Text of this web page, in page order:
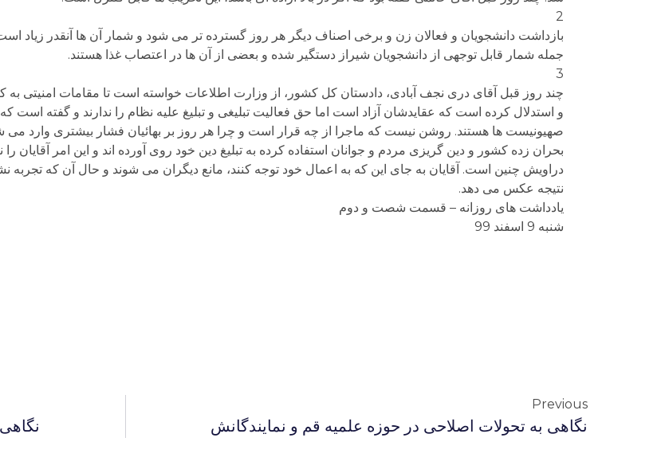
2
بازداشت دانشجویان و فعالان زن و برخی اصناف دیگر هر روز گسترده تر می شود و شمار آن ها آنقدر زیاد است
جمله شمار قابل توجهی از دانشجویان شیراز دستگیر شده و بعضی از آن ها در اعتصاب غذا هستند.
3
چند روز قبل آقای دری نجف آبادی، دادستان کل کشور، از وزارت اطلاعات خواسته است تا مقامات امنیتی به
و استدلال کرده است که عقایدشان آزاد است اما حق فعالیت تبلیغی و تبلیغ علیه نظام را ندارند و گفته است
صهیونیست ها هستند. روشن نیست که ماجرا از چه قرار است و چرا هر روز بر بهائیان فشار بیشتری وارد می
بحران زده کشور و دین گریزی مردم و جوانان استفاده کرده به تبلیغ دین خود روی آورده اند و این امر آقایان
دراویش چنین است. آقایان به جای این که به اعمال خود توجه کنند، مانع دیگران می شوند و حال آن که تجربه
نتیجه عکس می دهد.
یادداشت های روزانه – قسمت شصت و دوم
شنبه 9 اسفند 99
Previous
نگاهی به تحولات اصلاحی در حوزه علمیه قم و نمایندگانش